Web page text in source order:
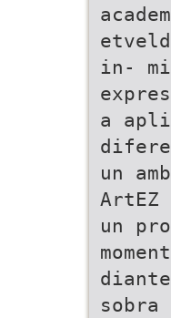
in-
a
un
un